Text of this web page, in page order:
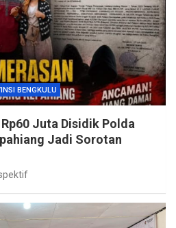
BENGKULU
Juta Disidik Polda
Jadi Sorotan